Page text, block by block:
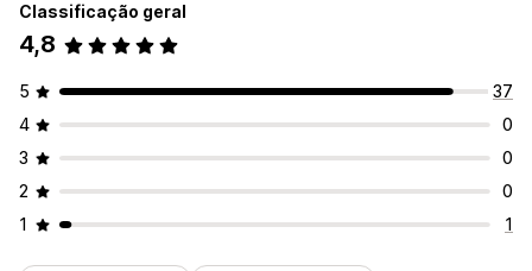
Classificação geral
4,8
5
37
4
0
3
0
2
0
1
1